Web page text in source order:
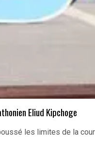
Eliud Kipchoge
les limites de la